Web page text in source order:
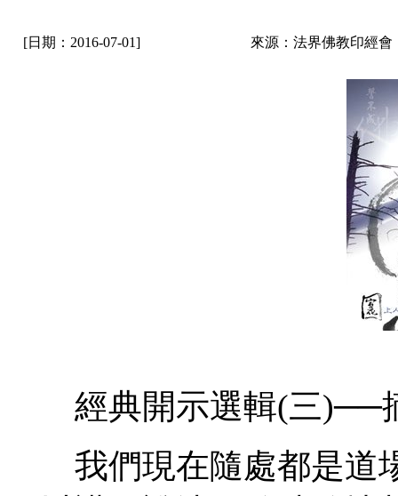
[日期：2016-07-01] 來源：法界佛教印經
經典開示選輯(三)──
我們現在隨處都是道